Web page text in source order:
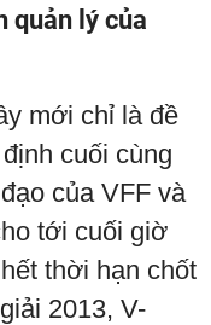
quản lý của
mới chỉ là đề
cuối cùng
của VFF và
tới cuối giờ
thời hạn chốt
2013, V-